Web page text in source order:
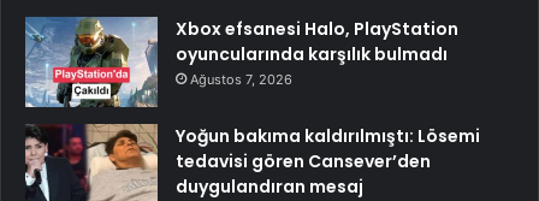
Xbox efsanesi Halo, PlayStation
oyuncularında karşılık bulmadı
Ağustos 7, 2026
Yoğun bakıma kaldırılmıştı: Lösemi
tedavisi gören Cansever’den
duygulandıran mesaj